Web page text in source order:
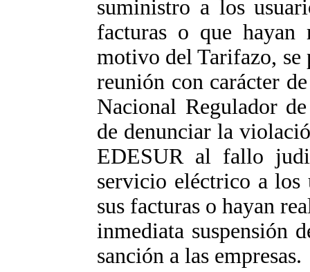
suministro a los
facturas o que hayan
motivo del Tarifazo,
reunión con carácter
Nacional Regulador
de denunciar la
EDESUR al fallo
servicio eléctrico a los
sus facturas o hayan
inmediata suspensión
sanción a las empresas.